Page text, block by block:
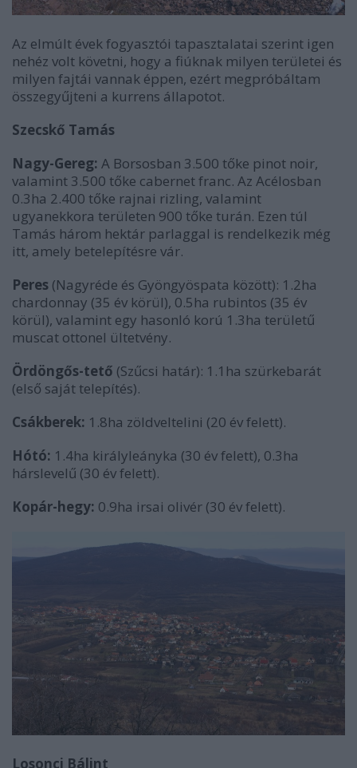
Az elmúlt évek fogyasztói tapasztalatai szerint igen
nehéz volt követni, hogy a fiúknak milyen területei és
milyen fajtái vannak éppen, ezért megpróbáltam
összegyűjteni a kurrens állapotot.
Szecskő Tamás
Nagy-Gereg: A Borsosban 3.500 tőke pinot noir,
valamint 3.500 tőke cabernet franc. Az Acélosban
0.3ha 2.400 tőke rajnai rizling, valamint
ugyanekkora területen 900 tőke turán. Ezen túl
Tamás három hektár parlaggal is rendelkezik még
itt, amely betelepítésre vár.
Peres (Nagyréde és Gyöngyöspata között): 1.2ha
chardonnay (35 év körül), 0.5ha rubintos (35 év
körül), valamint egy hasonló korú 1.3ha területű
muscat ottonel ültetvény.
Ördöngős-tető (Szűcsi határ): 1.1ha szürkebarát
(első saját telepítés).
Csákberek: 1.8ha zöldveltelini (20 év felett).
Hótó: 1.4ha királyleányka (30 év felett), 0.3ha
hárslevelű (30 év felett).
Kopár-hegy: 0.9ha irsai olivér (30 év felett).
Losonci Bálint